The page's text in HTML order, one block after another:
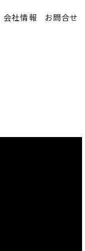
会社情報 お問合せ